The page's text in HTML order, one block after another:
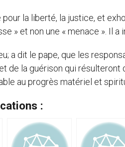
pour la liberté, la justice, et
» et non une « menace ». Il
a dit le pape, que les
de la guérison qui
au progrès matériel et
: